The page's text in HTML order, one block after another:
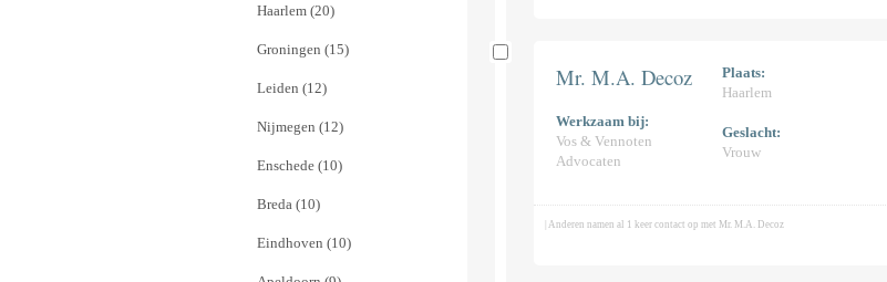
Haarlem (20)
Groningen (15)
Leiden (12)
Nijmegen (12)
Enschede (10)
Breda (10)
Eindhoven (10)
Mr. M.A. Decoz
Werkzaam bij:
Vos & Vennoten
Advocaten
Plaats:
Haarlem
Geslacht:
Vrouw
| Anderen namen al 1 keer contact op met Mr. M.A. Decoz